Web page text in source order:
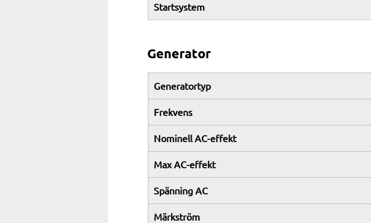
Startsystem
Generator
Generatortyp
Frekvens
Nominell AC-effekt
Max AC-effekt
Spänning AC
Märkström